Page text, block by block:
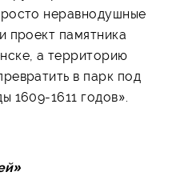
неравнодушные
проект памятника
а территорию
в парк под
1609-1611 годов».